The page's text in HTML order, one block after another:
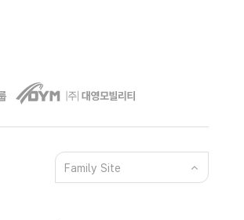
Family Site